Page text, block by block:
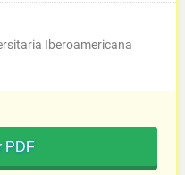
Iberoamericana
PDF